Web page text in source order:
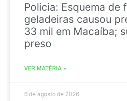
Policia: Esquema de
geladeiras causou
33 mil em Macaíba;
preso
VER MATÉRIA »
6 de agosto de 2026